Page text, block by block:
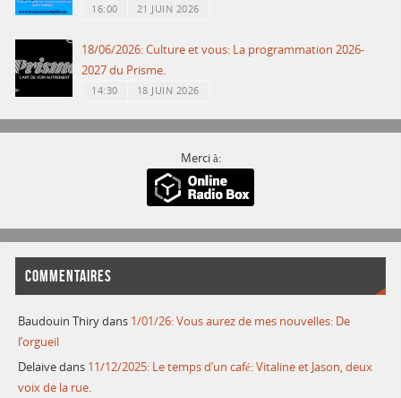
16:00 21 JUIN 2026
18/06/2026: Culture et vous: La programmation 2026-
2027 du Prisme.
14:30 18 JUIN 2026
Merci à:
COMMENTAIRES
Baudouin Thirydans 1/01/26: Vous aurez de mes nouvelles: De
l’orgueil
Delaivedans 11/12/2025: Le temps d’un café: Vitaline et Jason, deux
voix de la rue.